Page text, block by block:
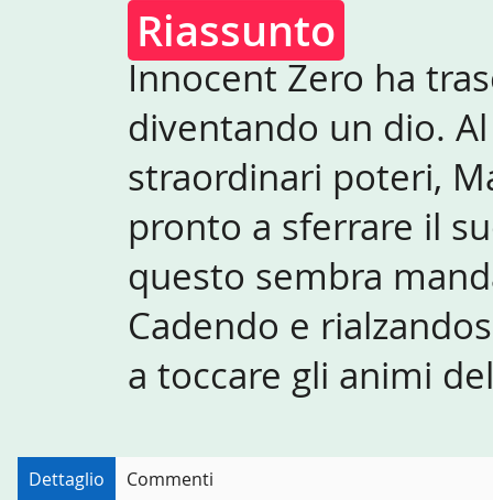
Riassunto
Innocent Zero ha
diventando un dio.
straordinari poteri,
pronto a sferrare il
questo sembra
Cadendo e
a toccare gli animi
Dettaglio Commenti